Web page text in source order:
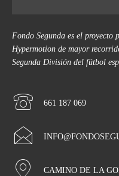
Fondo Segunda es el
Hypermotion de mayor
Segunda División del fútbol
661 187 069
CAMINO DE LA